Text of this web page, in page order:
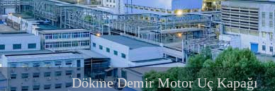
Dökme Demir Motor Uç Kapağı